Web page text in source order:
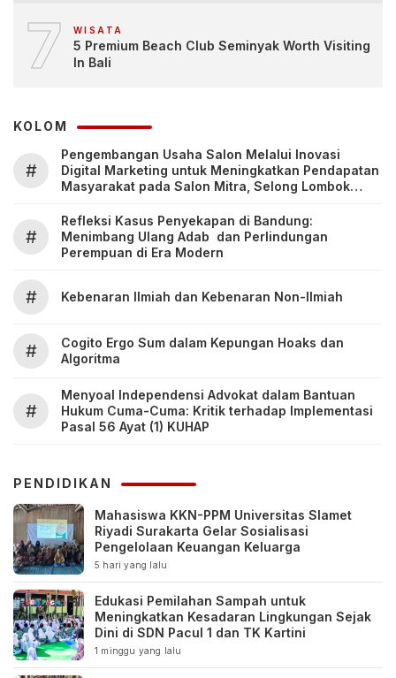
7 WISATA
5 Premium Beach Club Seminyak Worth Visiting
In Bali
KOLOM
#
Pengembangan Usaha Salon Melalui Inovasi
Digital Marketing untuk Meningkatkan Pendapatan
Masyarakat pada Salon Mitra, Selong Lombok
#
Refleksi Kasus Penyekapan di Bandung:
Menimbang Ulang Adab dan Perlindungan
Perempuan di Era Modern
# Kebenaran Ilmiah dan Kebenaran Non-Ilmiah
#
Cogito Ergo Sum dalam Kepungan Hoaks dan
Algoritma
#
Menyoal Independensi Advokat dalam Bantuan
Hukum Cuma-Cuma: Kritik terhadap Implementasi
Pasal 56 Ayat (1) KUHAP
PENDIDIKAN
Mahasiswa KKN-PPM Universitas Slamet
Riyadi Surakarta Gelar Sosialisasi
Pengelolaan Keuangan Keluarga
5 hari yang lalu
Edukasi Pemilahan Sampah untuk
Meningkatkan Kesadaran Lingkungan Sejak
Dini di SDN Pacul 1 dan TK Kartini
1 minggu yang lalu